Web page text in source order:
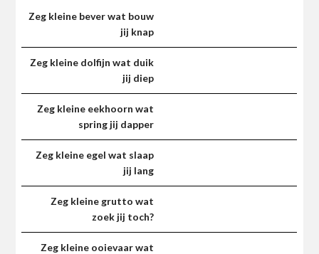
Zeg kleine bever wat bouw
jij knap
Zeg kleine dolfijn wat duik
jij diep
Zeg kleine eekhoorn wat
spring jij dapper
Zeg kleine egel wat slaap
jij lang
Zeg kleine grutto wat
zoek jij toch?
Zeg kleine ooievaar wat